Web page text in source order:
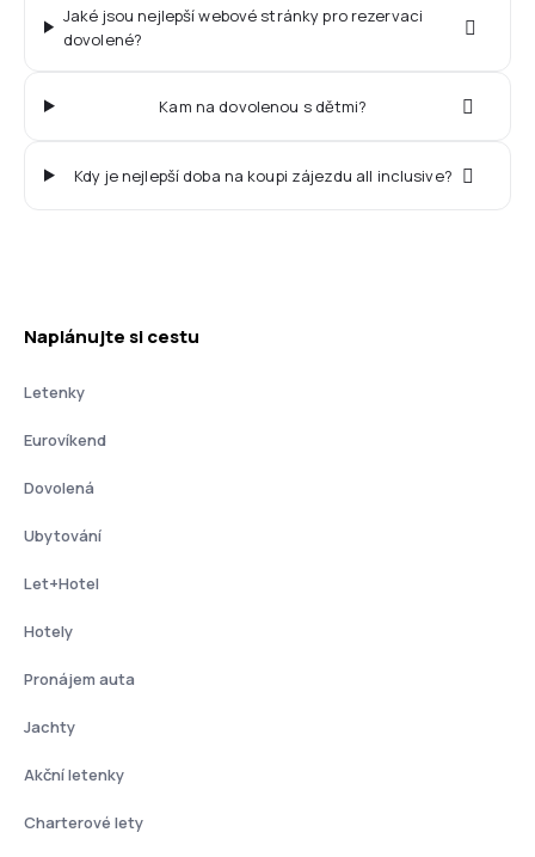
Jaké jsou nejlepší webové stránky pro rezervaci
dovolené?
Kam na dovolenou s dětmi?
Kdy je nejlepší doba na koupi zájezdu all inclusive?
Naplánujte si cestu
Letenky
Eurovíkend
Dovolená
Ubytování
Let+Hotel
Hotely
Pronájem auta
Jachty
Akční letenky
Charterové lety